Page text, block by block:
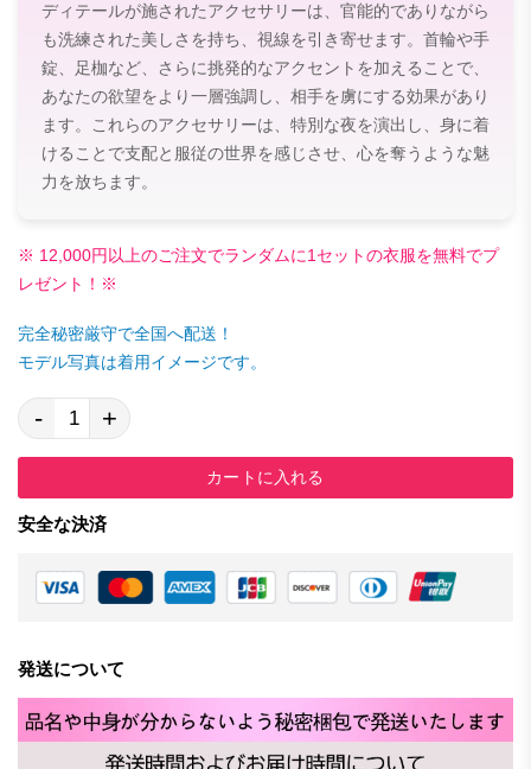
ディテールが施されたアクセサリーは、官能的でありながら
も洗練された美しさを持ち、視線を引き寄せます。首輪や手
錠、足枷など、さらに挑発的なアクセントを加えることで、
あなたの欲望をより一層強調し、相手を虜にする効果があり
ます。これらのアクセサリーは、特別な夜を演出し、身に着
けることで支配と服従の世界を感じさせ、心を奪うような魅
力を放ちます。
※ 12,000円以上のご注文でランダムに1セットの衣服を無料でプ
レゼント！※
完全秘密厳守で全国へ配送！
モデル写真は着用イメージです。
- +
カートに入れる
安全な決済
発送について